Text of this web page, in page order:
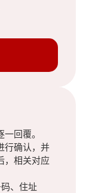
回覆。
行确认，并
，相关对应
、住址